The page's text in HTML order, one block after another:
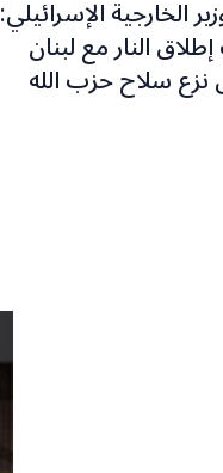
الخارجية الإسرائيلي:
النار مع لبنان
سلاح حزب الله